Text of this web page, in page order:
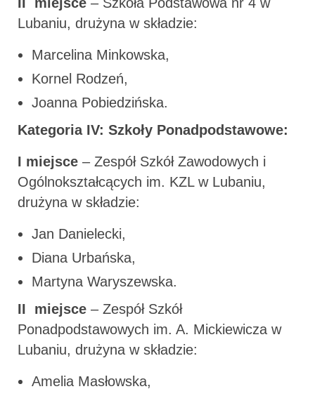
Lubaniu, drużyna w składzie:
Marcelina Minkowska,
Kornel Rodzeń,
Joanna Pobiedzińska.
Kategoria IV: Szkoły Ponadpodstawowe:
I miejsce – Zespół Szkół Zawodowych i
Ogólnokształcących im. KZL w Lubaniu,
drużyna w składzie:
Jan Danielecki,
Diana Urbańska,
Martyna Waryszewska.
II miejsce – Zespół Szkół
Ponadpodstawowych im. A. Mickiewicza w
Lubaniu, drużyna w składzie:
Amelia Masłowska,